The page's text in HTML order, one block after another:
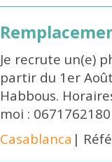
Je recrute un(e)
partir du 1er
Habbous.
moi : 0671762180
Casablanca |